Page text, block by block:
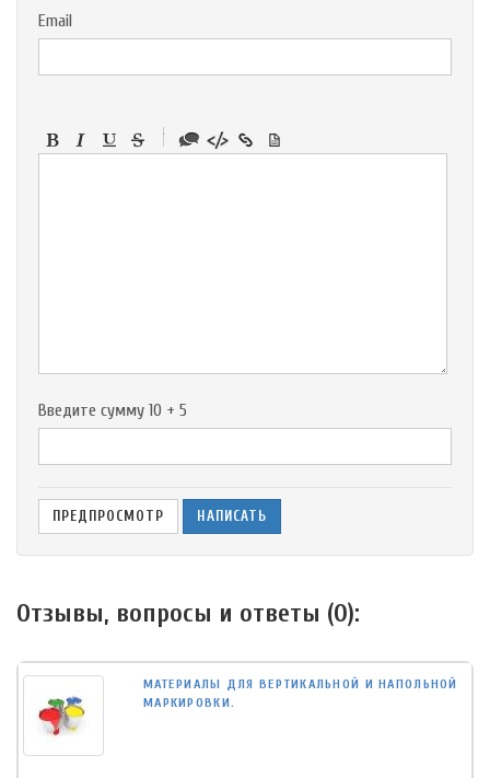
Email
-
-
Введите сумму 10 + 5
Отзывы, вопросы и ответы (0):
МАТЕРИАЛЫ ДЛЯ ВЕРТИКАЛЬНОЙ И НАПОЛЬНОЙ
МАРКИРОВКИ.